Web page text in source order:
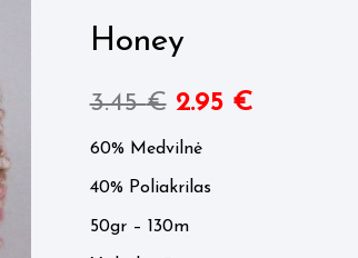
Honey
3.45€ Original
price
was:
2.95 €Current
60% Medvilnė
40% Poliakrilas
50gr – 130m